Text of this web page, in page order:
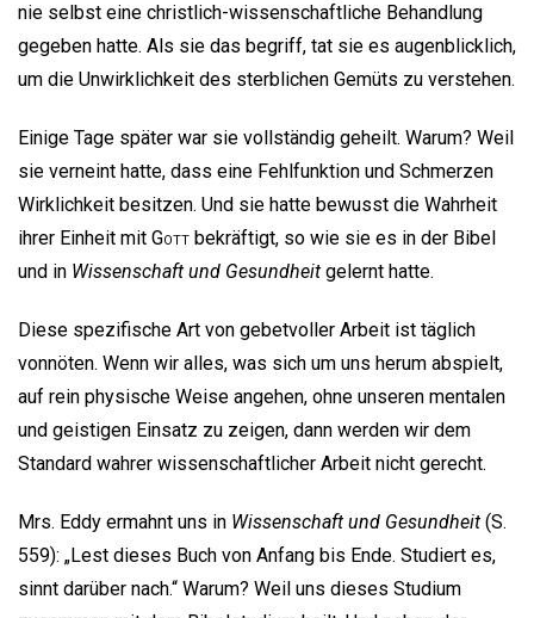
nie selbst eine christlich-wissenschaftliche Behandlung
gegeben hatte. Als sie das begriff, tat sie es augenblicklich,
um die Unwirklichkeit des sterblichen Gemüts zu verstehen.
Einige Tage später war sie vollständig geheilt. Warum? Weil
sie verneint hatte, dass eine Fehlfunktion und Schmerzen
Wirklichkeit besitzen. Und sie hatte bewusst die Wahrheit
ihrer Einheit mit Gott bekräftigt, so wie sie es in der Bibel
und in Wissenschaft und Gesundheit gelernt hatte.
Diese spezifische Art von gebetvoller Arbeit ist täglich
vonnöten. Wenn wir alles, was sich um uns herum abspielt,
auf rein physische Weise angehen, ohne unseren mentalen
und geistigen Einsatz zu zeigen, dann werden wir dem
Standard wahrer wissenschaftlicher Arbeit nicht gerecht.
Mrs. Eddy ermahnt uns in Wissenschaft und Gesundheit (S.
559): „Lest dieses Buch von Anfang bis Ende. Studiert es,
sinnt darüber nach.“ Warum? Weil uns dieses Studium